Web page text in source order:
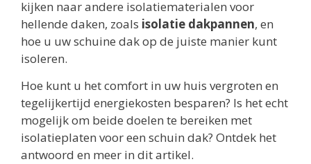
kijken naar andere isolatiematerialen voor
hellende daken, zoals isolatie dakpannen, en
hoe u uw schuine dak op de juiste manier kunt
isoleren.
Hoe kunt u het comfort in uw huis vergroten en
tegelijkertijd energiekosten besparen? Is het echt
mogelijk om beide doelen te bereiken met
isolatieplaten voor een schuin dak? Ontdek het
antwoord en meer in dit artikel.